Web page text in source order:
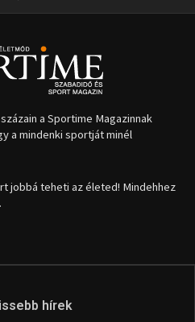
a Sportime Magazinnak
a mindenki sportját minél
jobbá teheti az életed! Mindehhez
hírek